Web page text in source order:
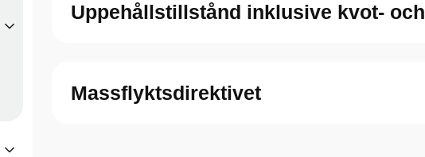
Uppehållstillstånd inklusive kvot-
Massflyktsdirektivet